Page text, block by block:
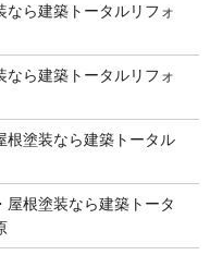
ら建築トータルリフォ
ら建築トータルリフォ
根塗装なら建築トータル
根塗装なら建築トータ